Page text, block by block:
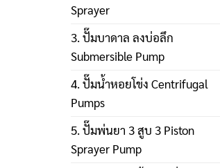
Sprayer
3. ปั๊มบาดาล ลงบ่อลึก
Submersible Pump
4. ปั๊มน้ำหอยโข่ง Centrifugal
Pumps
5. ปั๊มพ่นยา 3 สูบ 3 Piston
Sprayer Pump